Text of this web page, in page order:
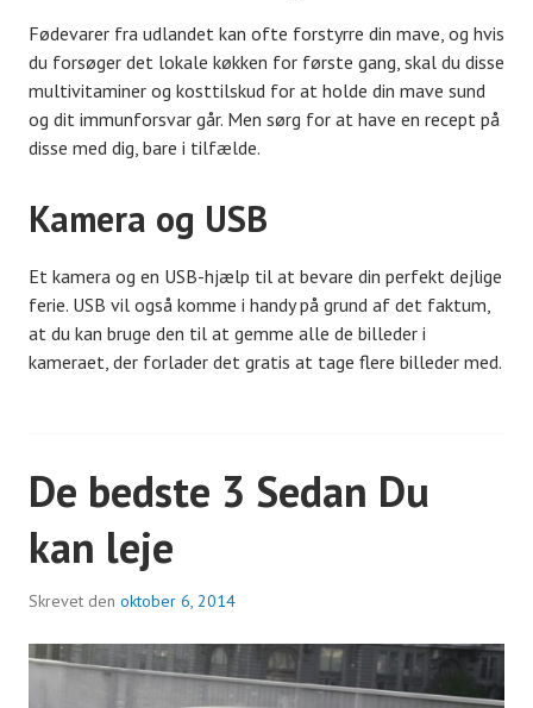
Fødevarer fra udlandet kan ofte forstyrre din mave, og hvis
du forsøger det lokale køkken for første gang, skal du disse
multivitaminer og kosttilskud for at holde din mave sund
og dit immunforsvar går. Men sørg for at have en recept på
disse med dig, bare i tilfælde.
Kamera og USB
Et kamera og en USB-hjælp til at bevare din perfekt dejlige
ferie. USB vil også komme i handy på grund af det faktum,
at du kan bruge den til at gemme alle de billeder i
kameraet, der forlader det gratis at tage flere billeder med.
De bedste 3 Sedan Du
kan leje
Skrevet den oktober 6, 2014